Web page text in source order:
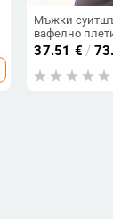
Мъжки
вафелно
полиестерна
жакардова
37.51 € /